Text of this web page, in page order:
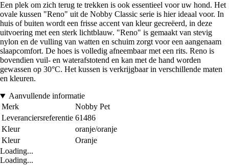
Een plek om zich terug te trekken is ook essentieel voor uw hond. Het
ovale kussen "Reno" uit de Nobby Classic serie is hier ideaal voor. In
huis of buiten wordt een frisse accent van kleur gecreëerd, in deze
uitvoering met een sterk lichtblauw. "Reno" is gemaakt van stevig
nylon en de vulling van watten en schuim zorgt voor een aangenaam
slaapcomfort. De hoes is volledig afneembaar met een rits. Reno is
bovendien vuil- en waterafstotend en kan met de hand worden
gewassen op 30°C. Het kussen is verkrijgbaar in verschillende maten
en kleuren.
Aanvullende informatie
Merk
Nobby Pet
Leveranciersreferentie 61486
Kleur
oranje/oranje
Kleur
Oranje
Loading...
Loading...